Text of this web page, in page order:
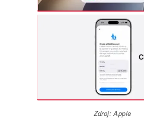
Zdroj: Apple